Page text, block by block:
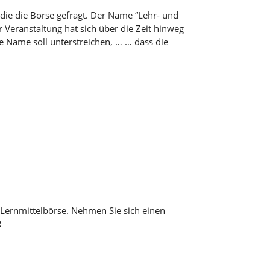
die Börse gefragt. Der Name “Lehr- und
hat sich über die Zeit hinweg
Name soll unterstreichen, … … dass die
Nehmen Sie sich einen